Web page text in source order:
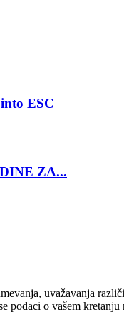
ESC
ZA...
uvažavanja
podaci o vašem